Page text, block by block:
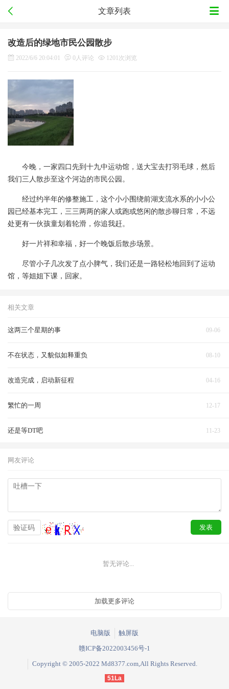
文章列表
改造后的绿地市民公园散步
2022/6/6 20:04:01 0人评论 1201次浏览
今晚，一家四口先到十九中运动馆，送大宝去打羽毛球，然后
我们三人散步至这个河边的市民公园。
经过约半年的修整施工，这个小小围绕前湖支流水系的小小公
园已经基本完工，三三两两的家人或跑或悠闲的散步聊日常，不远
处更有一伙孩童划着轮滑，你追我赶。
好一片祥和幸福，好一个晚饭后散步场景。
尽管小子几次发了点小脾气，我们还是一路轻松地回到了运动
馆，等姐姐下课，回家。
相关文章
09-06
这两三个星期的事
08-10
不在状态，又貌似如释重负
04-16
改造完成，启动新征程
12-17
繁忙的一周
11-23
还是等DT吧
网友评论
暂无评论...
电脑版
触屏版
赣ICP备2022003456号-1
Copyright © 2005-2022 Md8377.com,All Rights Reserved.
51La